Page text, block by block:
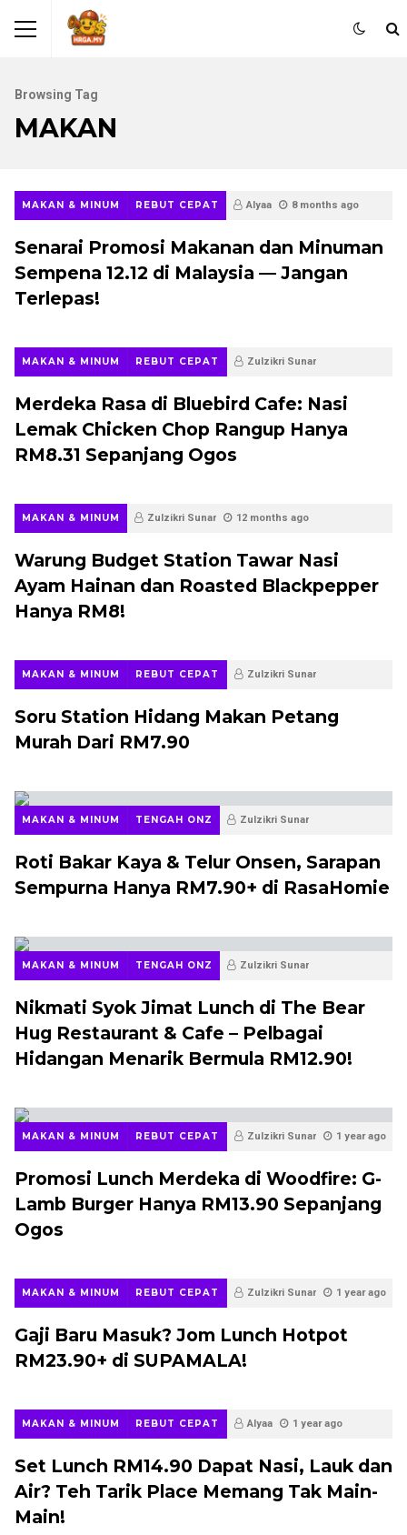
Browsing Tag
MAKAN
MAKAN & MINUM REBUT CEPAT Alyaa 8 months ago
Senarai Promosi Makanan dan Minuman
Sempena 12.12 di Malaysia — Jangan
Terlepas!
MAKAN & MINUM REBUT CEPAT Zulzikri Sunar
Merdeka Rasa di Bluebird Cafe: Nasi
Lemak Chicken Chop Rangup Hanya
RM8.31 Sepanjang Ogos
MAKAN & MINUM Zulzikri Sunar 12 months ago
Warung Budget Station Tawar Nasi
Ayam Hainan dan Roasted Blackpepper
Hanya RM8!
MAKAN & MINUM REBUT CEPAT Zulzikri Sunar
Soru Station Hidang Makan Petang
Murah Dari RM7.90
MAKAN & MINUM TENGAH ONZ Zulzikri Sunar
Roti Bakar Kaya & Telur Onsen, Sarapan
Sempurna Hanya RM7.90+ di RasaHomie
MAKAN & MINUM TENGAH ONZ Zulzikri Sunar
Nikmati Syok Jimat Lunch di The Bear
Hug Restaurant & Cafe – Pelbagai
Hidangan Menarik Bermula RM12.90!
MAKAN & MINUM REBUT CEPAT Zulzikri Sunar 1 year ago
Promosi Lunch Merdeka di Woodfire: G-
Lamb Burger Hanya RM13.90 Sepanjang
Ogos
MAKAN & MINUM REBUT CEPAT Zulzikri Sunar 1 year ago
Gaji Baru Masuk? Jom Lunch Hotpot
RM23.90+ di SUPAMALA!
MAKAN & MINUM REBUT CEPAT Alyaa 1 year ago
Set Lunch RM14.90 Dapat Nasi, Lauk dan
Air? Teh Tarik Place Memang Tak Main-
Main!